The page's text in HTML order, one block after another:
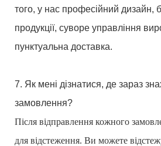
того, у нас професійний дизайн,
продукції, суворе управління
пунктуальна доставка.
7. Як мені дізнатися, де зараз
замовлення?
Після відправлення кожного
для відстеження. Ви можете